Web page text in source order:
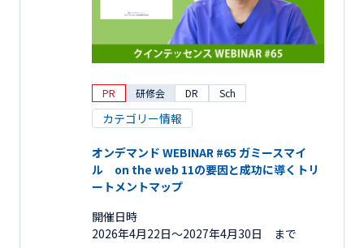
PR 研修会 DR Sch
カテゴリー情報
オンデマンド WEBINAR #65 ガミースマイ
ル on the web 11の要因と成功に導くトリ
ートメントマップ
開催日時
2026年4月22日〜2027年4月30日 まで